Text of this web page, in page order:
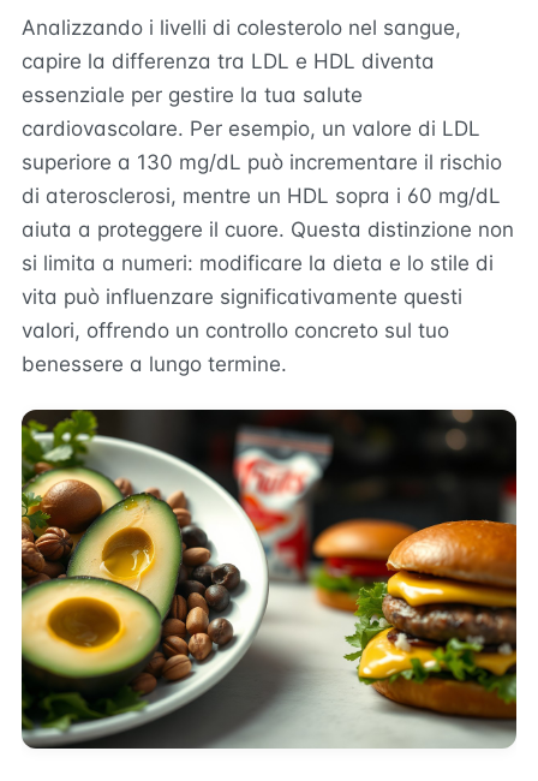
Analizzando i livelli di colesterolo nel sangue,
capire la differenza tra LDL e HDL diventa
essenziale per gestire la tua salute
cardiovascolare. Per esempio, un valore di LDL
superiore a 130 mg/dL può incrementare il rischio
di aterosclerosi, mentre un HDL sopra i 60 mg/dL
aiuta a proteggere il cuore. Questa distinzione non
si limita a numeri: modificare la dieta e lo stile di
vita può influenzare significativamente questi
valori, offrendo un controllo concreto sul tuo
benessere a lungo termine.